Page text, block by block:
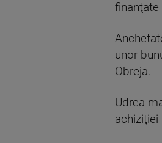
finanţate
unor
Obreja.
Udrea